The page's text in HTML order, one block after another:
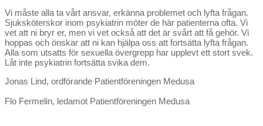
Vi måste alla ta vårt ansvar, erkänna problemet och lyfta frågan.
Sjuksköterskor inom psykiatrin möter de här patienterna ofta. Vi
vet att ni bryr er, men vi vet också att det är svårt att få gehör. Vi
hoppas och önskar att ni kan hjälpa oss att fortsätta lyfta frågan.
Alla som utsatts för sexuella övergrepp har upplevt ett stort svek.
Låt inte psykiatrin fortsätta svika dem.
Jonas Lind, ordförande Patientföreningen Medusa
Flo Fermelin, ledamot Patientföreningen Medusa